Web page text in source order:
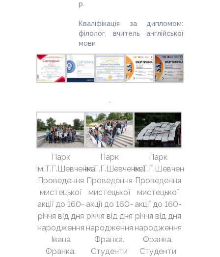
р.
Кваліфікація за дипломом:
філолог, вчитель англійської
мови
Парк
ім.Т.Г.Шевченка.
Проведення
мистецької
акції до 160-
річчя від дня
народження
Івана
Франка.
Парк
ім.Т.Г.Шевченка.
Проведення
мистецької
акції до 160-
річчя від дня
народження
Франка.
Студенти
Парк
ім.Т.Г.Шевченка.
Проведення
мистецької
акції до 160-
річчя від дня
народження
Франка.
Студенти